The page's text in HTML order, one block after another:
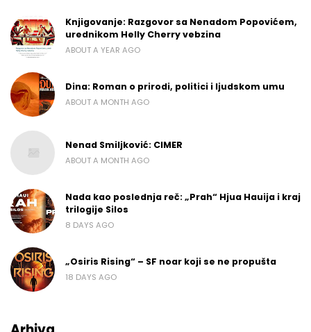
Knjigovanje: Razgovor sa Nenadom Popovićem,
urednikom Helly Cherry vebzina
ABOUT A YEAR AGO
Dina: Roman o prirodi, politici i ljudskom umu
ABOUT A MONTH AGO
Nenad Smiljković: CIMER
ABOUT A MONTH AGO
Nada kao poslednja reč: „Prah“ Hjua Hauija i kraj
trilogije Silos
8 DAYS AGO
„Osiris Rising“ – SF noar koji se ne propušta
18 DAYS AGO